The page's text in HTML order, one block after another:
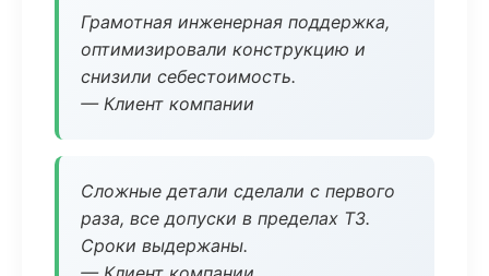
Грамотная инженерная поддержка,
оптимизировали конструкцию и
снизили себестоимость.
— Клиент компании
Сложные детали сделали с первого
раза, все допуски в пределах ТЗ.
Сроки выдержаны.